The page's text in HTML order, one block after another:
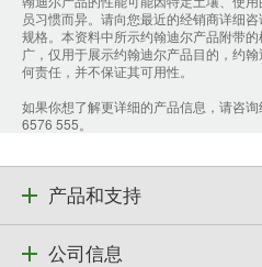
员习惯而异。请向您最近的经销商详细
规格。本资料中所示约翰迪尔产品附带
广，仅用于展示约翰迪尔产品目的，约
何责任，并不保证其可用性。
如果你想了解更详细的产品信息，请咨
6576 555。
产品和支持
公司信息